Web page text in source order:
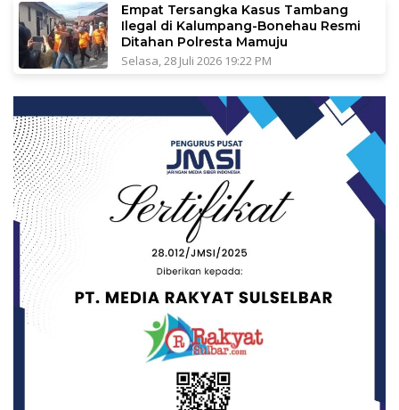
Empat Tersangka Kasus Tambang
Ilegal di Kalumpang-Bonehau Resmi
Ditahan Polresta Mamuju
Selasa, 28 Juli 2026 19:22 PM